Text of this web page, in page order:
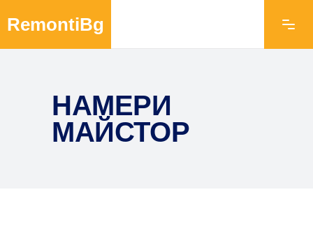
RemontiBg
НАМЕРИ
МАЙСТОР